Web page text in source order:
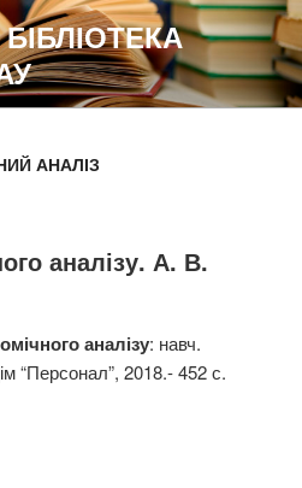
АНАЛІЗ
аналізу. А. В.
аналізу: навч.
“Персонал”, 2018.- 452 с.